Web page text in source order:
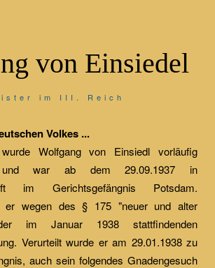
von Einsiedel
im III. Reich
Volkes ...
Wolfgang von Einsiedl vorläufig
und war ab dem 29.09.1937 in
im Gerichtsgefängnis Potsdam.
er wegen des § 175 "neuer und alter
im Januar 1938 stattfindenden
Verurteilt wurde er am 29.01.1938 zu
auch sein folgendes Gnadengesuch